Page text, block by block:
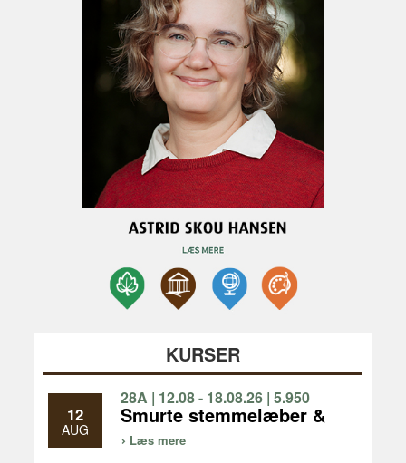
KURSER
12
AUG
28A | 12.08 - 18.08.26 | 5.950
KR | 1 UGE
Smurte stemmelæber &
gode ben - fællessang
og vandreture, vi går 3-5
Læs mere